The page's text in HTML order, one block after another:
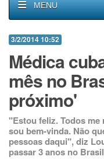
MENU
3/2/2014 10:52
Médica
mês no
próximo'
"Estou feliz. Todos me
sou bem-vinda. Não
pessoas daqui", diz
passar 3 anos no Brasil